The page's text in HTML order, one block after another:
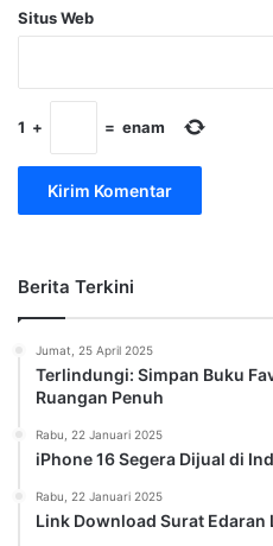
Situs Web
1 + = enam
Berita Terkini
Jumat, 25 April 2025
Terlindungi: Simpan Buku
Ruangan Penuh
Rabu, 22 Januari 2025
iPhone 16 Segera Dijual di
Rabu, 22 Januari 2025
Link Download Surat Edaran